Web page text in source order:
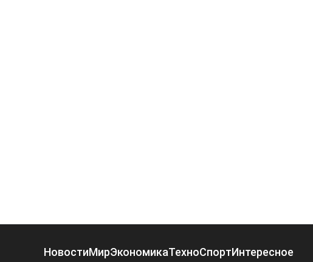
НовостиМирЭкономикаТехноСпортИнтересное